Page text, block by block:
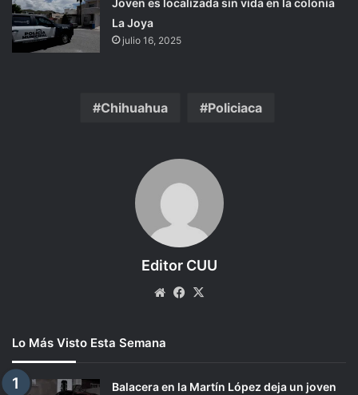
Joven es localizada sin vida en la colonia
La Joya
julio 16, 2025
Chihuahua Policiaca
Editor CUU
WebsiteFacebook
Lo Más Visto Esta Semana
Balacera en la Martín López deja un joven